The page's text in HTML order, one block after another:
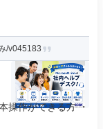
/v045183
操作ができる方 ・